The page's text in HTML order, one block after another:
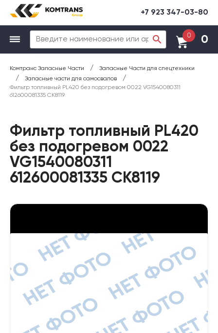
+7 923 347-03-80
0 0
Комтранс Запасные Части / Запасные Части для спецтехники
/ Запасные части для самосвалов /
Фильтр топливный PL420 без подогревом 0022 VG1540080311
612600081335 CK8119
Фильтр топливный PL420
без подогревом 0022
VG1540080311
612600081335 CK8119